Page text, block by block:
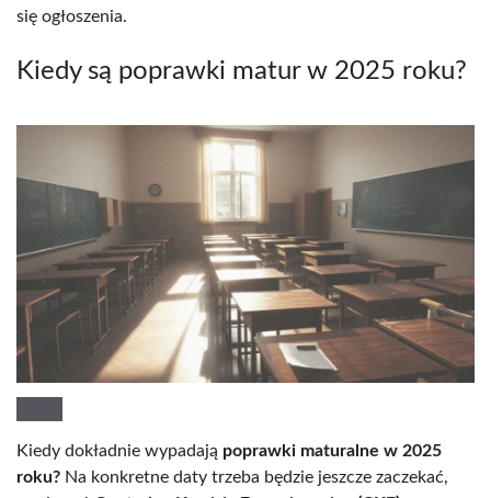
się ogłoszenia.
Kiedy są poprawki matur w 2025 roku?
Kiedy dokładnie wypadają poprawki maturalne w 2025
roku? Na konkretne daty trzeba będzie jeszcze zaczekać,